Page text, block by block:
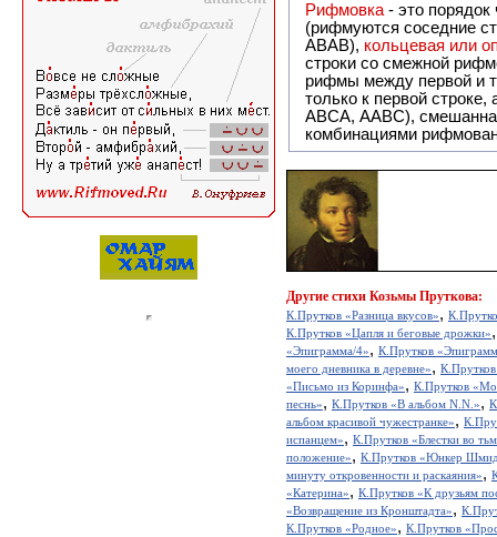
Рифмовка - это
(рифмуются соседние
ABAB), кольцевая или
строки со смежной
рифмы между первой и
только к первой
ABCA, AABC), смешанная или вольная рифмовка (рифмовка в сложных строфах с различными
комбинациями
Другие стихи Козьмы Пруткова:
К.Прутков «Разница вкусов»,
К.Прутков «Цапля и беговые дрожки»
«Эпиграмма/4», К.Прутков
моего дневника в деревне»,
«Письмо из Коринфа», К.Прутков
песнь», К.Прутков «В альбом N.N.»,
альбом красивой чужестранке»,
испанцем», К.Прутков «Блестки во
положение», К.Прутков «Юнкер
минуту откровенности и раскаяния»,
«Катерина», К.Прутков «К друзьям
«Возвращение из Кронштадта»,
К.Прутков «Родное», К.Прутков